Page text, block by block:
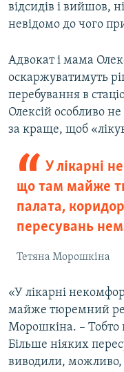
відсидів і вийшов,
невідомо до чого
Адвокат і мама
оскаржуватимуть
перебування в
Олексій особливо
за краще, щоб
У лікарні
що там майже
палата,
пересувань
Тетяна Морошкіна
«У лікарні
майже тюремний
Морошкіна. – Тобто
Більше ніяких
виводили, можливо,